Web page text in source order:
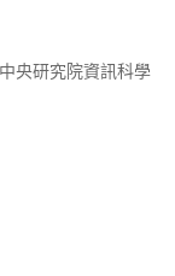
央研究院資訊科學